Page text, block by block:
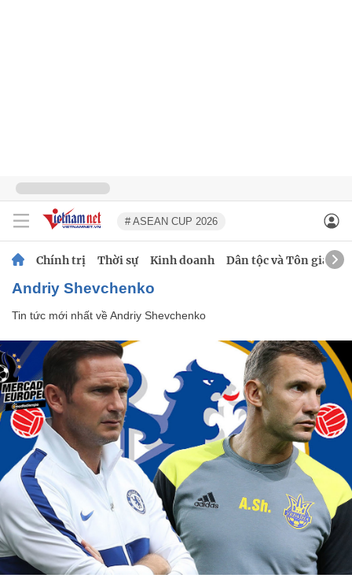
# ASEAN CUP 2026
Chính trị Thời sự Kinh doanh Dân tộc và Tôn giáo
Andriy Shevchenko
Tin tức mới nhất vềAndriy Shevchenko